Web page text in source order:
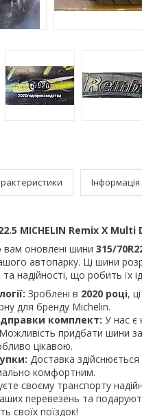
MICHELIN Remix X Multi
оновлені шини 315/
автопарку. Ці шини
надійності, що робить їх
Зроблені в 2020 році,
для бренду Michelin.
комплект: У нас є
Можливість придбати шини
цікавою.
Доставка
комфортним.
своєму транспорту
перевезень та
своїх поїздок!